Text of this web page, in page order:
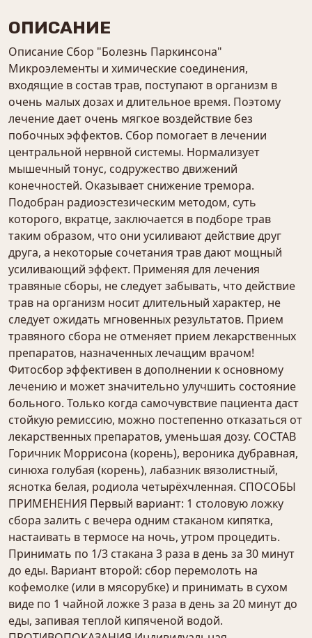
ОПИСАНИЕ
Описание Сбор "Болезнь Паркинсона"
Микроэлементы и химические соединения,
входящие в состав трав, поступают в организм в
очень малых дозах и длительное время. Поэтому
лечение дает очень мягкое воздействие без
побочных эффектов. Сбор помогает в лечении
центральной нервной системы. Нормализует
мышечный тонус, содружество движений
конечностей. Оказывает снижение тремора.
Подобран радиоэстезическим методом, суть
которого, вкратце, заключается в подборе трав
таким образом, что они усиливают действие друг
друга, а некоторые сочетания трав дают мощный
усиливающий эффект. Применяя для лечения
травяные сборы, не следует забывать, что действие
трав на организм носит длительный характер, не
следует ожидать мгновенных результатов. Прием
травяного сбора не отменяет прием лекарственных
препаратов, назначенных лечащим врачом!
Фитосбор эффективен в дополнении к основному
лечению и может значительно улучшить состояние
больного. Только когда самочувствие пациента даст
стойкую ремиссию, можно постепенно отказаться от
лекарственных препаратов, уменьшая дозу. СОСТАВ
Горичник Моррисона (корень), вероника дубравная,
синюха голубая (корень), лабазник вязолистный,
яснотка белая, родиола четырёхчленная. СПОСОБЫ
ПРИМЕНЕНИЯ Первый вариант: 1 столовую ложку
сбора залить с вечера одним стаканом кипятка,
настаивать в термосе на ночь, утром процедить.
Принимать по 1/3 стакана 3 раза в день за 30 минут
до еды. Вариант второй: сбор перемолоть на
кофемолке (или в мясорубке) и принимать в сухом
виде по 1 чайной ложке 3 раза в день за 20 минут до
еды, запивая теплой кипяченой водой.